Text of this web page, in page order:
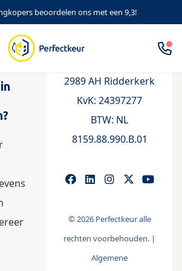
beoordelen ons met een 9,3!
2989 AH Ridderkerk
KvK: 24397277
BTW: NL
8159.88.990.B.01
© 2026 Perfectkeur alle
rechten voorbehouden. |
Algemene